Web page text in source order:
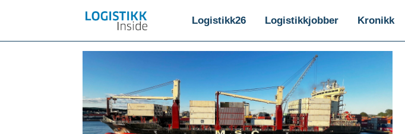
Logistikk26 Logistikkjobber Kronikk